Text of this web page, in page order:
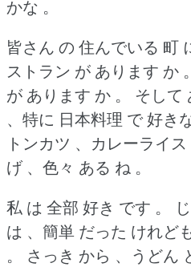
かな 。
皆さん の 住んでいる 町
ストラン が あります か 。
が あります か 。
そして
、特に 日本料理 で 好き
トンカツ 、カレーライ
げ 、色々 ある ね 。
私 は 全部 好き です 。
は 、簡単 だった けれど
。
さっき から 、うどん